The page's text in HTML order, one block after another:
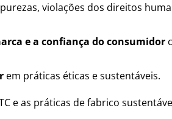
violações dos direitos
e a confiança do consumidor
em práticas éticas e sustentáveis.
e as práticas de fabrico